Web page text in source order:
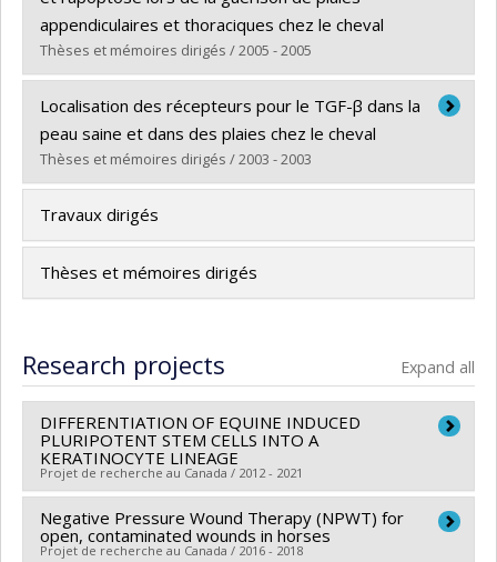
Grade :M. Sc.
Lien vers le document dans Papyrus
appendiculaires et thoraciques chez le cheval
Thèses et mémoires dirigés / 2005 - 2005
Graduate : Lepault, Élodie
Cycle :Master's
Grade :M. Sc.
Lien vers le document dans Papyrus
Localisation des récepteurs pour le TGF-β dans la
peau saine et dans des plaies chez le cheval
Thèses et mémoires dirigés / 2003 - 2003
Graduate :De Martin, Isabelle
Cycle :Master's
Grade : M. Sc.
Lien vers le document dans Papyrus
Travaux dirigés
Thèses et mémoires dirigés
Research projects Expand all
DIFFERENTIATION OF EQUINE INDUCED
PLURIPOTENT STEM CELLS INTO A
KERATINOCYTE LINEAGE
Projet de recherche au Canada / 2012 - 2021
Lead researcher : Christine Theoret
Funding sources:CRSNG/Conseil de recherches en
Negative Pressure Wound Therapy (NPWT) for
open, contaminated wounds in horses
Projet de recherche au Canada / 2016 - 2018